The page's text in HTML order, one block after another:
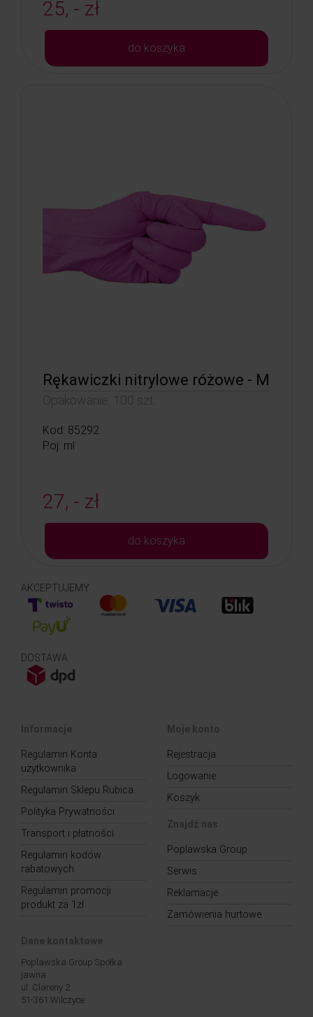
25, - zł
do koszyka
Rękawiczki nitrylowe różowe - M
Opakowanie: 100 szt.
Kod: 85292
Poj: ml
27, - zł
do koszyka
AKCEPTUJEMY
DOSTAWA
Informacje
Regulamin Konta
użytkownika
Regulamin Sklepu Rubica
Polityka Prywatności
Transport i płatności
Regulamin kodów
rabatowych
Regulamin promocji
produkt za 1zł
Moje konto
Rejestracja
Logowanie
Koszyk
Znajdź nas
Poplawska Group
Serwis
Reklamacje
Zamówienia hurtowe
Dane kontaktowe
Poplawska Group Spółka
jawna
ul. Clareny 2
51-361 Wilczyce